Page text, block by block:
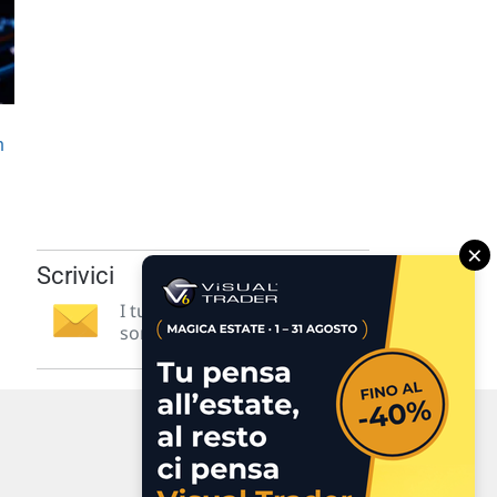
Scrivici
I tuoi suggerimenti per noi
sono preziosi e molto utili! »
×